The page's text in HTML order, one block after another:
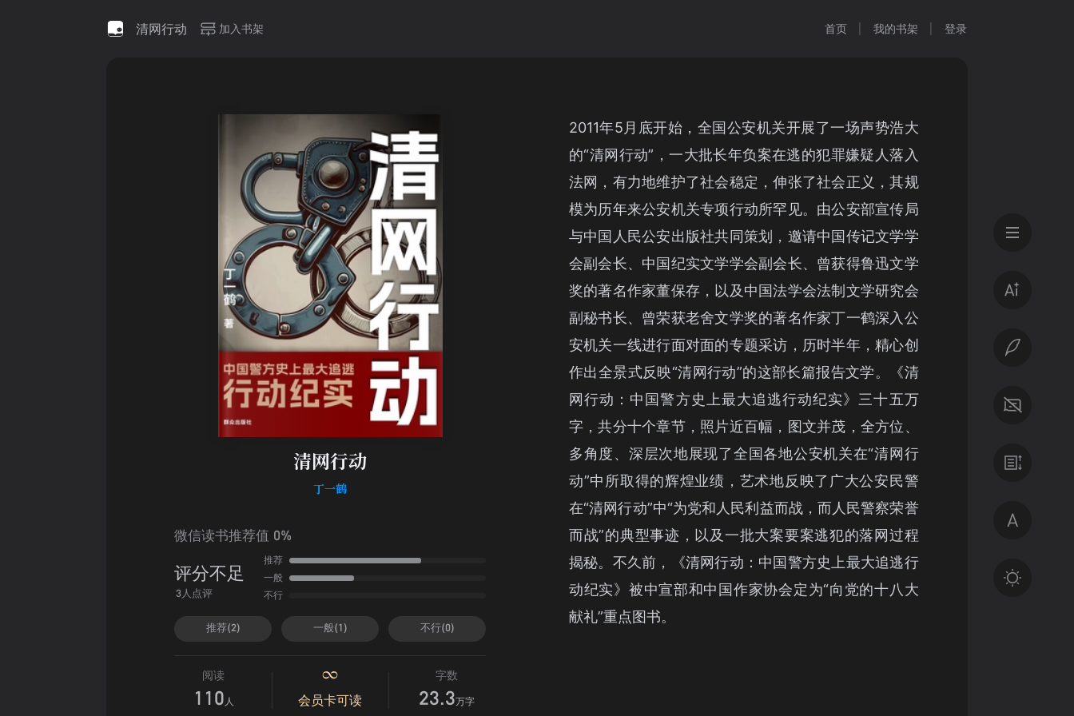
清网行动 加入书架 首页 我的书架 登录
清网行动
丁一鹤
微信读书推荐值 0%
评分不足
3人点评
推荐
一般
不行
推荐(2) 一般(1) 不行(0)
阅读
110 人 会员卡可读
字数
23.3万字
2011年5月底开始，全国公安机关开展了一场声势浩大
的“清网行动”，一大批长年负案在逃的犯罪嫌疑人落入
法网，有力地维护了社会稳定，伸张了社会正义，其规
模为历年来公安机关专项行动所罕见。由公安部宣传局
与中国人民公安出版社共同策划，邀请中国传记文学学
会副会长、中国纪实文学学会副会长、曾获得鲁迅文学
奖的著名作家董保存，以及中国法学会法制文学研究会
副秘书长、曾荣获老舍文学奖的著名作家丁一鹤深入公
安机关一线进行面对面的专题采访，历时半年，精心创
作出全景式反映“清网行动”的这部长篇报告文学。《清
网行动：中国警方史上最大追逃行动纪实》三十五万
字，共分十个章节，照片近百幅，图文并茂，全方位、
多角度、深层次地展现了全国各地公安机关在“清网行
动”中所取得的辉煌业绩，艺术地反映了广大公安民警
在“清网行动”中“为党和人民利益而战，而人民警察荣誉
而战”的典型事迹，以及一批大案要案逃犯的落网过程
揭秘。不久前，《清网行动：中国警方史上最大追逃行
动纪实》被中宣部和中国作家协会定为“向党的十八大
献礼”重点图书。